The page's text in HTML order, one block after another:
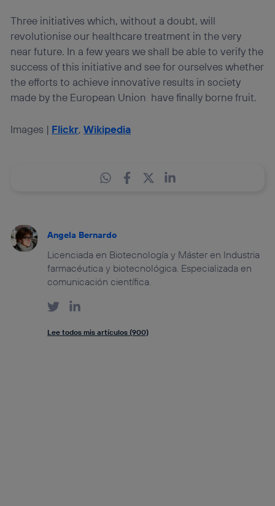
Three initiatives which, without a doubt, will
revolutionise our healthcare treatment in the very
near future. In a few years we shall be able to verify the
success of this initiative and see for ourselves whether
the efforts to achieve innovative results in society
made by the European Union have finally borne fruit.
Images | Flickr,Wikipedia
Angela Bernardo
Licenciada en Biotecnología y Máster en Industria
farmacéutica y biotecnológica. Especializada en
comunicación científica.
Lee todos mis artículos (900)